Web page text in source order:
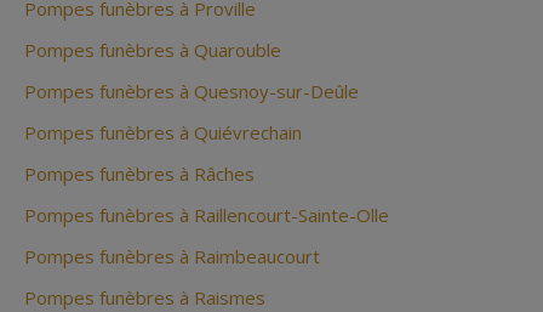
Pompes funèbres à Proville
Pompes funèbres à Quarouble
Pompes funèbres à Quesnoy-sur-Deûle
Pompes funèbres à Quiévrechain
Pompes funèbres à Râches
Pompes funèbres à Raillencourt-Sainte-Olle
Pompes funèbres à Raimbeaucourt
Pompes funèbres à Raismes